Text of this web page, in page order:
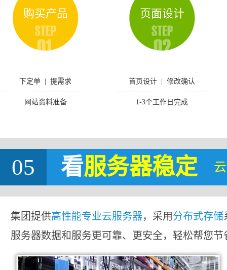
购买产品
下定单 | 提需求
网站资料准备
页面设计
首页设计 | 修改确认
1-3个工作日完成
05 看服务器稳定
集团提供高性能专业云服务器，采用分布式存储
服务器数据和服务更可靠、更安全，轻松帮您节